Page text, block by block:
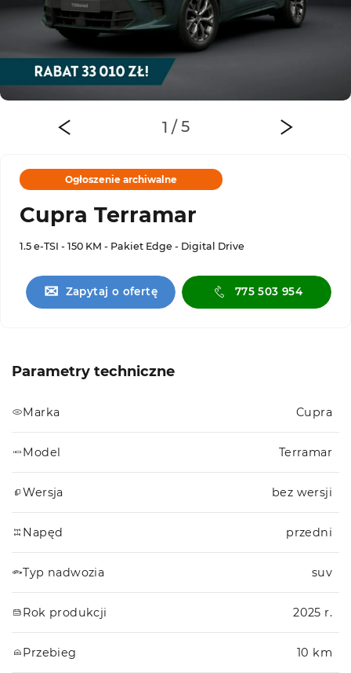
Ogłoszenie archiwalne
Cupra Terramar
1.5 e-TSI - 150 KM - Pakiet Edge - Digital Drive
✉ Zapytaj o ofertę 775 503 954
Parametry techniczne
Marka Cupra
Model Terramar
Wersja bez wersji
Napęd przedni
Typ nadwozia suv
Rok produkcji 2025 r.
Przebieg 10 km